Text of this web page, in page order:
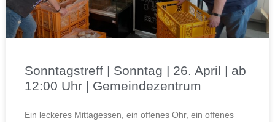
Sonntagstreff | Sonntag | 26. April | ab
12:00 Uhr | Gemeindezentrum
Ein leckeres Mittagessen, ein offenes Ohr, ein offenes